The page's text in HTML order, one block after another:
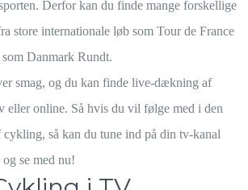
Derfor kan du finde mange forskellige
store internationale løb som Tour de France
Danmark Rundt.
smag, og du kan finde live-dækning af
eller online. Så hvis du vil følge med i den
så kan du tune ind på din tv-kanal
se med nu!